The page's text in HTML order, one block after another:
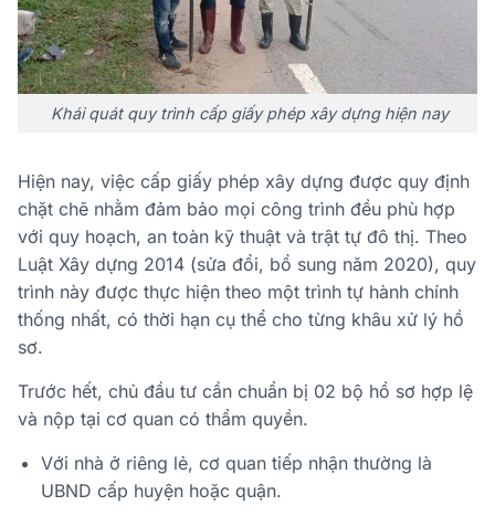
Khái quát quy trình cấp giấy phép xây dựng hiện nay
Hiện nay, việc cấp giấy phép xây dựng được quy định
chặt chẽ nhằm đảm bảo mọi công trình đều phù hợp
với quy hoạch, an toàn kỹ thuật và trật tự đô thị. Theo
Luật Xây dựng 2014 (sửa đổi, bổ sung năm 2020), quy
trình này được thực hiện theo một trình tự hành chính
thống nhất, có thời hạn cụ thể cho từng khâu xử lý hồ
sơ.
Trước hết, chủ đầu tư cần chuẩn bị 02 bộ hồ sơ hợp lệ
và nộp tại cơ quan có thẩm quyền.
Với nhà ở riêng lẻ, cơ quan tiếp nhận thường là
UBND cấp huyện hoặc quận.